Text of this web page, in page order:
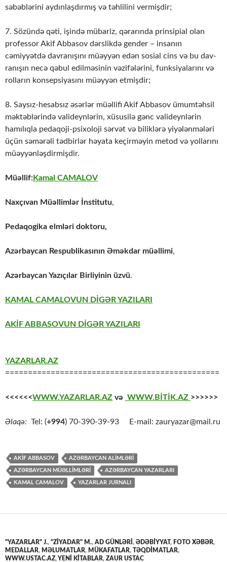
səbəblərini aydınlaşdırmış və təhlilini vermişdir;
7. Sözündə qəti, işində mübariz, qərarında prinsipial olan
professor Akif Abbasov dərslikdə gender – insanın
cəmiyyətdə davranışını müəyyən edən sosial cins və bu dav­
ra­nı­şın necə qəbul edilməsinin vəzifələrini, funksiyalarını və
rolların konsepsiyasını müəy­yən etmişdir;
8. Saysız-hesabsız əsərlər müəllifi Akif Abbasov ümumtəhsil
məktəblərində vali­deyn­lərin, xüsusilə gənc valideynlərin
hamılıqla pedaqoji-psixoloji sərvət və biliklərə yi­yə­lənmələri
üçün səmərəli tədbirlər həyata keçirməyin metod və yollarını
müəyyən­ləş­dirmişdir.
Müəllif:Kamal CAMALOV
Naxçıvan Müəllimlər İnstitutu,
Pedaqogika elmləri doktoru,
Azərbaycan Respublikasının Əməkdar müəllimi,
Azərbaycan Yazıçılar Birliyinin üzvü.
KAMAL CAMALOVUN DİGƏR YAZILARI
AKİF ABBASOVUN DİGƏR YAZILARI
YAZARLAR.AZ
===============================================
<<<<<<WWW.YAZARLAR.AZ və WWW.BİTİK.AZ >>>>>>
Əlaqə: Tel: (+994) 70-390-39-93 E-mail: zauryazar@mail.ru
AKİF ABBASOV AZƏRBAYCAN ALİMLƏRİ
AZƏRBAYCAN MÜƏLLİMLƏRİ AZƏRBAYCAN YAZARLARI
KAMAL CAMALOV YAZARLAR JURNALI
"YAZARLAR" J., "ZİYADAR" M., AD GÜNLƏRİ , ƏDƏBİYYAT, FOTO XƏBƏR,
MEDALLAR, MƏLUMATLAR, MÜKAFATLAR, TƏQDİMATLAR,
WWW.USTAC.AZ,YENİ KİTABLAR, ZAUR USTAC